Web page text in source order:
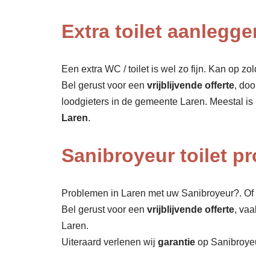
Extra toilet
Een extra WC / toilet is wel zo fijn. Kan op
Bel gerust voor een vrijblijvende offerte,
loodgieters in de gemeente Laren. Meestal
Laren.
Sanibroyeur toilet
Problemen in Laren met uw Sanibroyeur?.
Bel gerust voor een vrijblijvende offerte,
Laren.
Uiteraard verlenen wij garantie op